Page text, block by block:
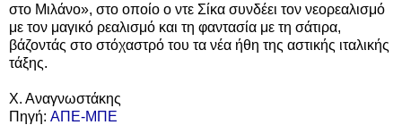
στο Μιλάνο», στο οποίο ο ντε Σίκα συνδέει τον νεορεαλισμό
με τον μαγικό ρεαλισμό και τη φαντασία με τη σάτιρα,
βάζοντάς στο στόχαστρό του τα νέα ήθη της αστικής ιταλικής
τάξης.
Χ. Αναγνωστάκης
Πηγή: ΑΠΕ-ΜΠΕ